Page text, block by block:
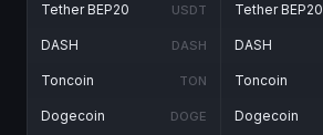
Tether BEP20 USDT
DASH DASH
Toncoin TON
Dogecoin DOGE
Tether BEP20
DASH
Toncoin
Dogecoin